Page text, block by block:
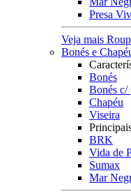
Presa
Veja mais
Bonés e
Bonés
Bonés c/
Chapéu
Viseira
BRK
Vida de
Sumax
Mar